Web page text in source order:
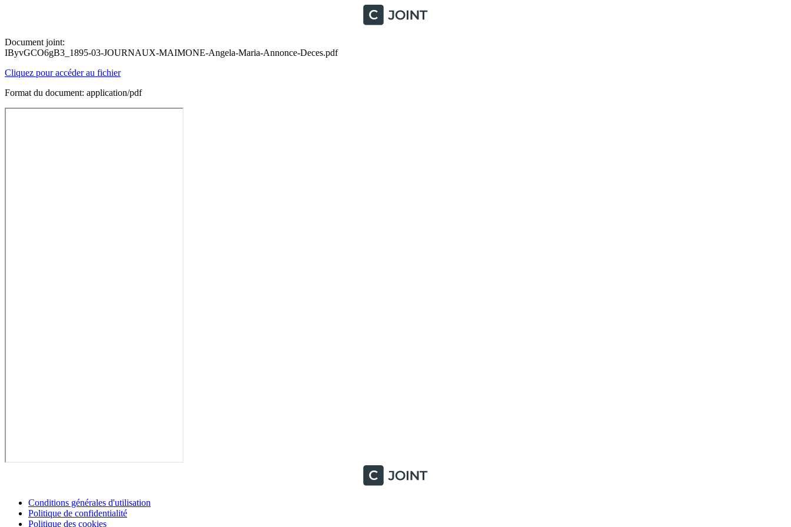
Document joint:
IByvGCO6gB3_1895-03-JOURNAUX-MAIMONE-Angela-Maria-Annonce-Deces.pdf
Cliquez pour accéder au fichier
Format du document: application/pdf
Conditions générales d'utilisation
Politique de confidentialité
Politique des cookies